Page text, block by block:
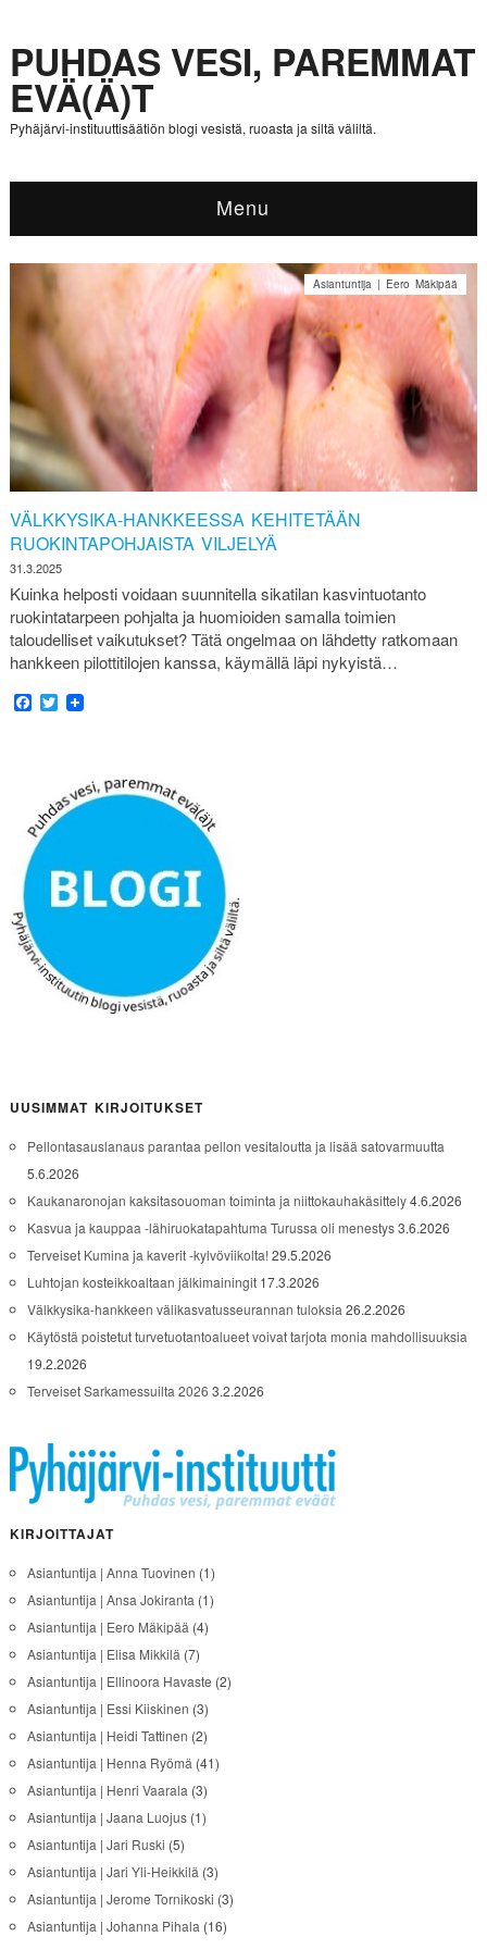
PUHDAS VESI, PAREMMAT
EVÄ(Ä)T
Pyhäjärvi-instituuttisäätiön blogi vesistä, ruoasta ja siltä väliltä.
Menu
VÄLKKYSIKA-HANKKEESSA KEHITETÄÄN
RUOKINTAPOHJAISTA VILJELYÄ
31.3.2025
Asiantuntija | Eero Mäkipää
Kuinka helposti voidaan suunnitella sikatilan kasvintuotanto
ruokintatarpeen pohjalta ja huomioiden samalla toimien
taloudelliset vaikutukset? Tätä ongelmaa on lähdetty ratkomaan
hankkeen pilottitilojen kanssa, käymällä läpi nykyistä…
Facebook
Twitter
UUSIMMAT KIRJOITUKSET
Pellontasauslanaus parantaa pellon vesitaloutta ja lisää satovarmuutta
5.6.2026
Kaukanaronojan kaksitasouoman toiminta ja niittokauhakäsittely4.6.2026
Kasvua ja kauppaa -lähiruokatapahtuma Turussa oli menestys3.6.2026
Terveiset Kumina ja kaverit -kylvöviikolta!29.5.2026
Luhtojan kosteikkoaltaan jälkimainingit 17.3.2026
Välkkysika-hankkeen välikasvatusseurannan tuloksia 26.2.2026
Käytöstä poistetut turvetuotantoalueet voivat tarjota monia mahdollisuuksia
19.2.2026
Terveiset Sarkamessuilta 2026 3.2.2026
KIRJOITTAJAT
Asiantuntija | Anna Tuovinen (1)
Asiantuntija | Ansa Jokiranta (1)
Asiantuntija | Eero Mäkipää (4)
Asiantuntija | Elisa Mikkilä (7)
Asiantuntija | Ellinoora Havaste (2)
Asiantuntija | Essi Kiiskinen (3)
Asiantuntija | Heidi Tattinen (2)
Asiantuntija | Henna Ryömä (41)
Asiantuntija | Henri Vaarala (3)
Asiantuntija | Jaana Luojus(1)
Asiantuntija | Jari Ruski (5)
Asiantuntija | Jari Yli-Heikkilä (3)
Asiantuntija | Jerome Tornikoski (3)
Asiantuntija | Johanna Pihala (16)